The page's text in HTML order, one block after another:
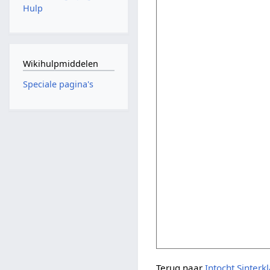
Terug naarIntocht
Hulp
Wikihulpmiddelen
Speciale pagina's